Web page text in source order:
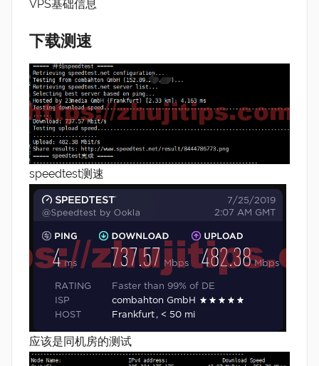
VPS基础信息
下载测速
speedtest测速
应该是同机房的测试